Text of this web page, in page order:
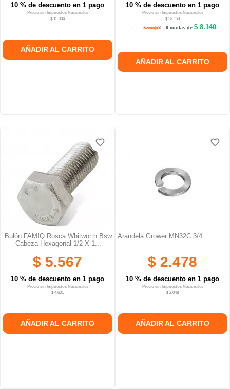
10 % de descuento en 1 pago
Precio sin Impuestos Nacionales
$ 15.304
AÑADIR AL CARRITO
10 % de descuento en 1 pago
Precio sin Impuestos Nacionales
$ 58.150
9 cuotas de $ 8.140
AÑADIR AL CARRITO
Bulón FAMIQ Rosca Whitworth Bsw
Cabeza Hexagonal 1/2 X 1...
$ 5.567
10 % de descuento en 1 pago
Precio sin Impuestos Nacionales
$ 4.601
AÑADIR AL CARRITO
favorite_border
favorite_border
favorite_border
Arandela Grower MN32C 3/4
$ 2.478
10 % de descuento en 1 pago
Precio sin Impuestos Nacionales
$ 2.048
AÑADIR AL CARRITO
favorite_border
favorite_border
favorite_border